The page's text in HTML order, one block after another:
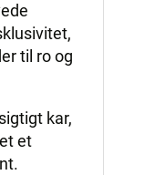
til ro og
kar,
et